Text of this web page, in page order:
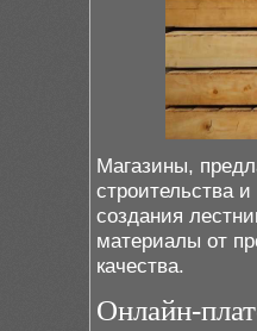
Магазины,
строительства
создания
материалы от
качества.
Онлайн-